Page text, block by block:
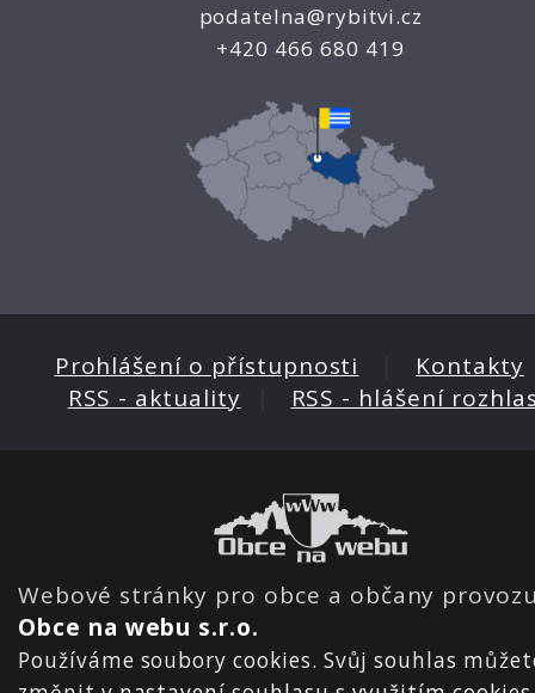
podatelna@rybitvi.cz
+420 466 680 419
Prohlášení o přístupnosti Kontakty
RSS - aktuality
RSS - hlášení
Webové stránky pro obce a občany
Obce na webu s.r.o.
Používáme soubory cookies. Svůj souhlas